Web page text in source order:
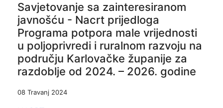
Savjetovanje sa zainteresiranom
javnošću - Nacrt prijedloga
Programa potpora male vrijednosti
u poljoprivredi i ruralnom razvoju na
području Karlovačke županije za
razdoblje od 2024. – 2026. godine
08 Travanj 2024